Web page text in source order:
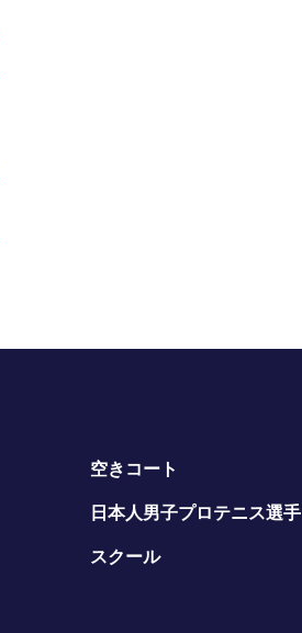
空きコート
日本人男子プロテニス選手
スクール